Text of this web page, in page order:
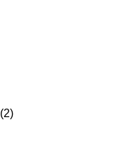
(2)